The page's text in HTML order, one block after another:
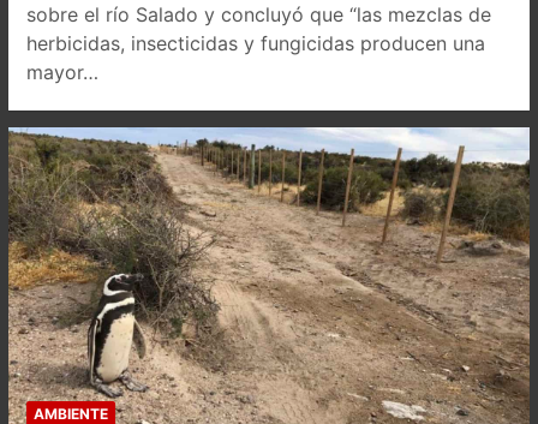
sobre el río Salado y concluyó que “las mezclas de
herbicidas, insecticidas y fungicidas producen una
mayor…
AMBIENTE